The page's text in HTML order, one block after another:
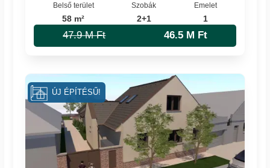
Belső terület
58 m²
Szobák
2+1
Emelet
1
47.9 M Ft 46.5 M Ft
ÚJ ÉPÍTÉSŰ!